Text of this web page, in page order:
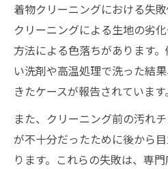
着物クリーニングにおける失
クリーニングによる生地の劣
方法による色落ちがあります
い洗剤や高温処理で洗った結
きたケースが報告されています。
また、クリーニング前の汚れ
が不十分だったために後から
ります。これらの失敗は、専